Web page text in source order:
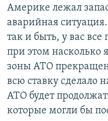
Америке лежал
аварийная
так и быть, у вас все
при этом насколько
зоны АТО
всю ставку сделало
АТО будет
которые могли бы